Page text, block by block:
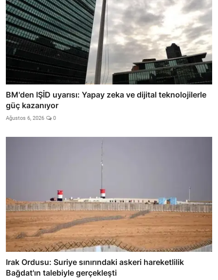
BM'den IŞİD uyarısı: Yapay zeka ve dijital teknolojilerle
güç kazanıyor
Ağustos 6, 2026 0
Irak Ordusu: Suriye sınırındaki askeri hareketlilik
Bağdat'ın talebiyle gerçekleşti